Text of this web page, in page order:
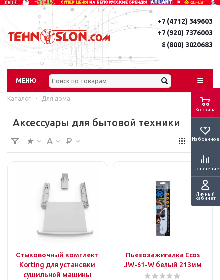
Корзина
Избранное
Сравнение
Личный
кабинет
+7 (4712) 349603
+7 (920) 7376003
8 (800) 3020683
МЕНЮ
Каталог - Для дома
Аксессуары для бытовой техники
Стыковочный комплект
Korting для установки
сушильной машины
Пьезозажигалка Ecos
JW-61-W белый 213мм